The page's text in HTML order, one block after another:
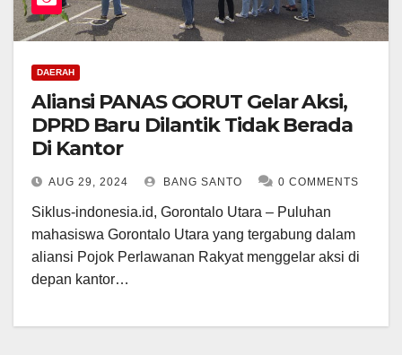
DAERAH
Aliansi PANAS GORUT Gelar Aksi,
DPRD Baru Dilantik Tidak Berada
Di Kantor
AUG 29, 2024 BANG SANTO 0 COMMENTS
Siklus-indonesia.id, Gorontalo Utara – Puluhan
mahasiswa Gorontalo Utara yang tergabung dalam
aliansi Pojok Perlawanan Rakyat menggelar aksi di
depan kantor…